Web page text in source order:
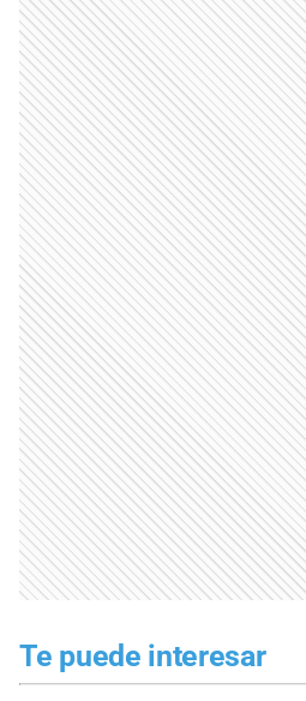
Te puede interesar